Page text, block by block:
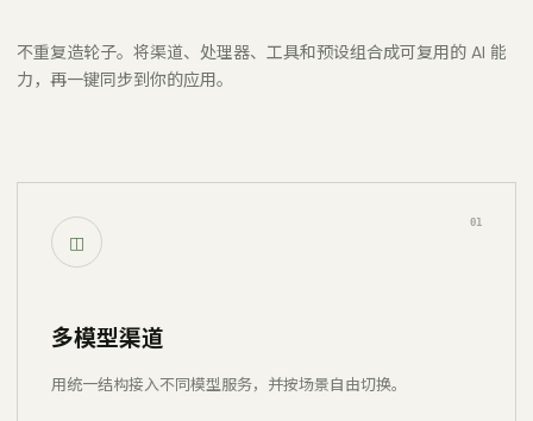
不重复造轮子。将渠道、处理器、工具和预设组合成可复用的 AI 能
力，再一键同步到你的应用。
◫
01
多模型渠道
用统一结构接入不同模型服务，并按场景自由切换。